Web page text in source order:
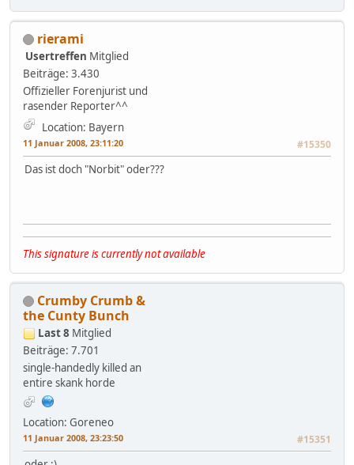
rierami
Usertreffen Mitglied
Beiträge: 3.430
Offizieller Forenjurist und
rasender Reporter^^
Location: Bayern
11 Januar 2008, 23:11:20 #15350
Das ist doch "Norbit" oder???
This signature is currently not available
Crumby Crumb &
the Cunty Bunch
Last 8 Mitglied
Beiträge: 7.701
single-handedly killed an
entire skank horde
Location: Goreneo
11 Januar 2008, 23:23:50 #15351